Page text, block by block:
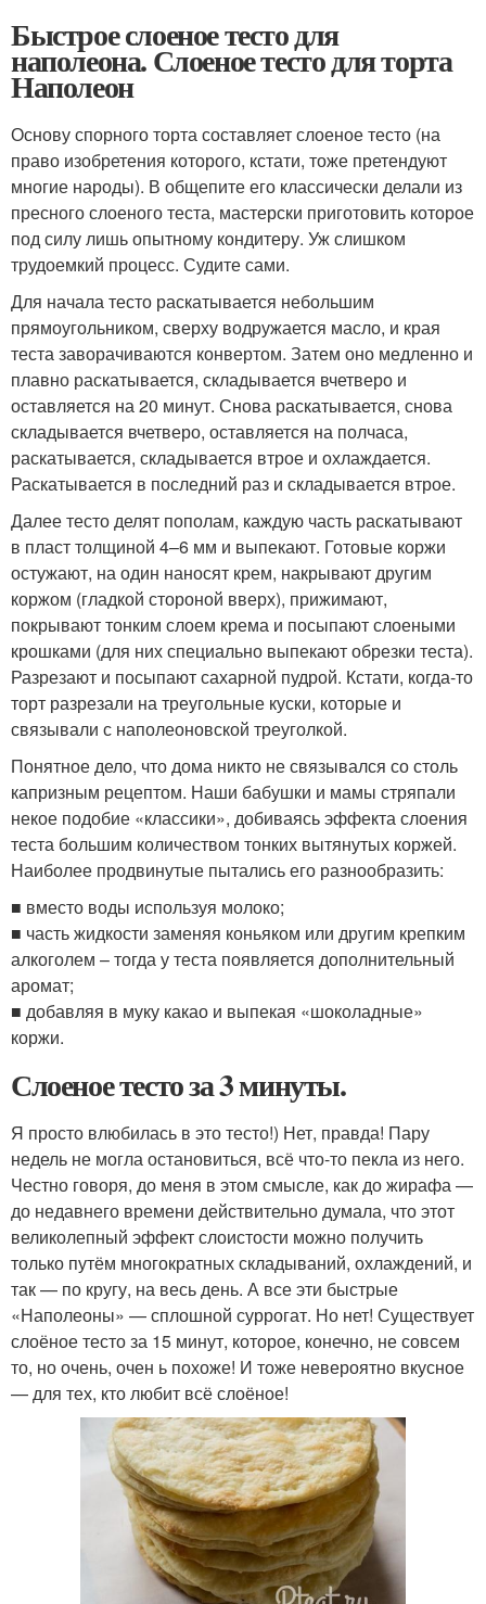
Быстрое слоеное тесто для
наполеона. Слоеное тесто для торта
Наполеон
Основу спорного торта составляет слоеное тесто (на
право изобретения которого, кстати, тоже претендуют
многие народы). В общепите его классически делали из
пресного слоеного теста, мастерски приготовить которое
под силу лишь опытному кондитеру. Уж слишком
трудоемкий процесс. Судите сами.
Для начала тесто раскатывается небольшим
прямоугольником, сверху водружается масло, и края
теста заворачиваются конвертом. Затем оно медленно и
плавно раскатывается, складывается вчетверо и
оставляется на 20 минут. Снова раскатывается, снова
складывается вчетверо, оставляется на полчаса,
раскатывается, складывается втрое и охлаждается.
Раскатывается в последний раз и складывается втрое.
Далее тесто делят пополам, каждую часть раскатывают
в пласт толщиной 4–6 мм и выпекают. Готовые коржи
остужают, на один наносят крем, накрывают другим
коржом (гладкой стороной вверх), прижимают,
покрывают тонким слоем крема и посыпают слоеными
крошками (для них специально выпекают обрезки теста).
Разрезают и посыпают сахарной пудрой. Кстати, когда-то
торт разрезали на треугольные куски, которые и
связывали с наполеоновской треуголкой.
Понятное дело, что дома никто не связывался со столь
капризным рецептом. Наши бабушки и мамы стряпали
некое подобие «классики», добиваясь эффекта слоения
теста большим количеством тонких вытянутых коржей.
Наиболее продвинутые пытались его разнообразить:
■ вместо воды используя молоко;
■ часть жидкости заменяя коньяком или другим крепким
алкоголем – тогда у теста появляется дополнительный
аромат;
■ добавляя в муку какао и выпекая «шоколадные»
коржи.
Слоеное тесто за 3 минуты.
Я просто влюбилась в это тесто!) Нет, правда! Пару
недель не могла остановиться, всё что-то пекла из него.
Честно говоря, до меня в этом смысле, как до жирафа —
до недавнего времени действительно думала, что этот
великолепный эффект слоистости можно получить
только путём многократных складываний, охлаждений, и
так — по кругу, на весь день. А все эти быстрые
«Наполеоны» — сплошной суррогат. Но нет! Существует
слоёное тесто за 15 минут, которое, конечно, не совсем
то, но очень, очен ь похоже! И тоже невероятно вкусное
— для тех, кто любит всё слоёное!